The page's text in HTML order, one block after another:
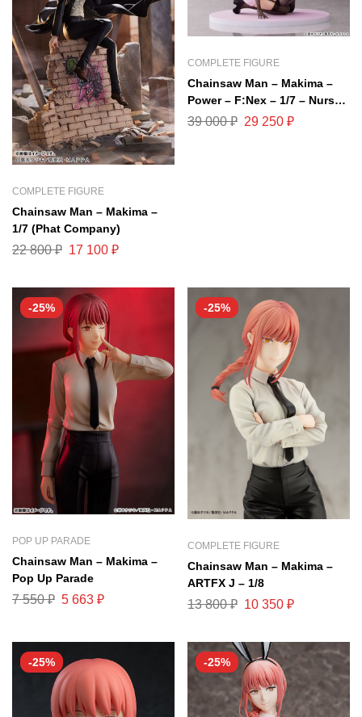
COMPLETE FIGURE
Chainsaw Man – Makima –
1/7 (Phat Company)
22 800₽ 17 100 ₽
COMPLETE FIGURE
Chainsaw Man – Makima –
Power – F:Nex – 1/7 – Nurse
Ver.
39 000₽ 29 250 ₽
-25%
POP UP PARADE
Chainsaw Man – Makima –
Pop Up Parade
7 550₽ 5 663 ₽
-25%
COMPLETE FIGURE
Chainsaw Man – Makima –
ARTFX J – 1/8
13 800₽ 10 350 ₽
-25% -25%